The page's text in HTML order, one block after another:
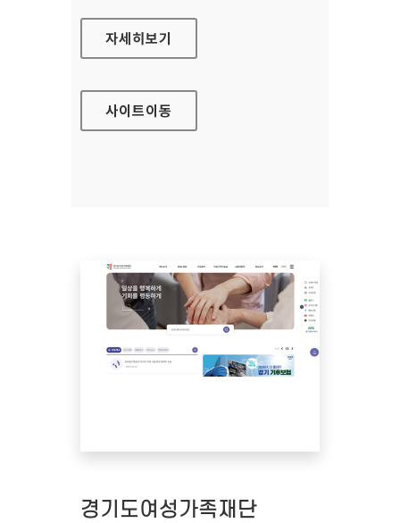
국립중앙도서관
자세히보기
사이트이동
경기도여성가족재단